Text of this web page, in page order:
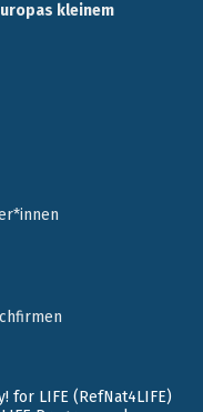
kleinem
for LIFE (RefNat4LIFE)